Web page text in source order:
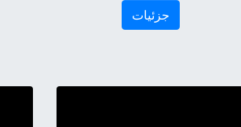
جزئیات